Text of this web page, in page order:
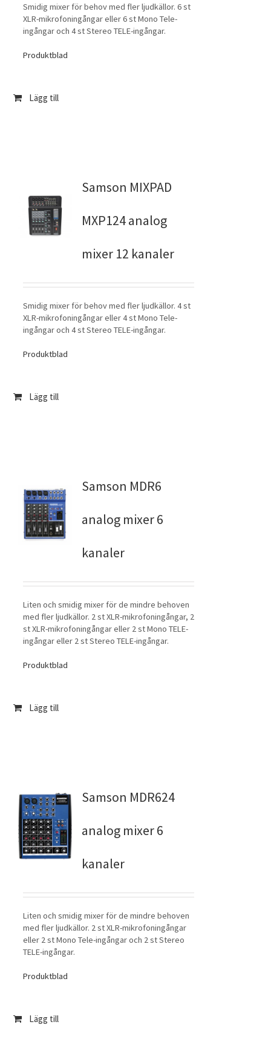
Smidig mixer för behov med fler ljudkällor. 6 st
XLR-mikrofoningångar eller 6 st Mono Tele-
ingångar och 4 st Stereo TELE-ingångar.
Produktblad
Lägg till
Samson MIXPAD
MXP124 analog
mixer 12 kanaler
Smidig mixer för behov med fler ljudkällor. 4 st
XLR-mikrofoningångar eller 4 st Mono Tele-
ingångar och 4 st Stereo TELE-ingångar.
Produktblad
Lägg till
Samson MDR6
analog mixer 6
kanaler
Liten och smidig mixer för de mindre behoven
med fler ljudkällor. 2 st XLR-mikrofoningångar, 2
st XLR-mikrofoningångar eller 2 st Mono TELE-
ingångar eller 2 st Stereo TELE-ingångar.
Produktblad
Lägg till
Samson MDR624
analog mixer 6
kanaler
Liten och smidig mixer för de mindre behoven
med fler ljudkällor. 2 st XLR-mikrofoningångar
eller 2 st Mono Tele-ingångar och 2 st Stereo
TELE-ingångar.
Produktblad
Lägg till